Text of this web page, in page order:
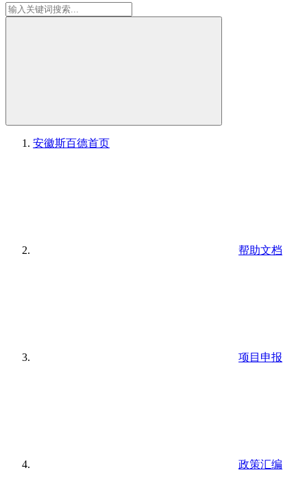
安徽斯百德首页
帮助文档
项目申报
政策汇编